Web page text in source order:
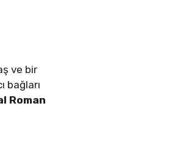
ve bir
bağları
Roman